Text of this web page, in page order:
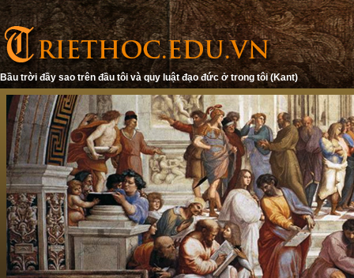
Bầu trời đầy sao trên đầu tôi và quy luật đạo đức ở trong tôi (Kant)